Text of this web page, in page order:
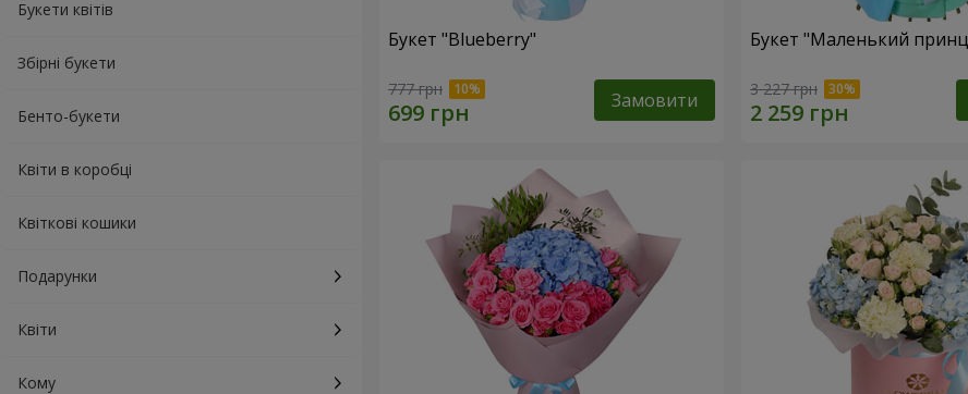
Букети квітів
Збірні букети
Бенто-букети
Квіти в коробці
Квіткові кошики
Подарунки
Квіти
Кому
Букет "Blueberry"
777 грн Замовити
Букет "Маленький
3 227 грн